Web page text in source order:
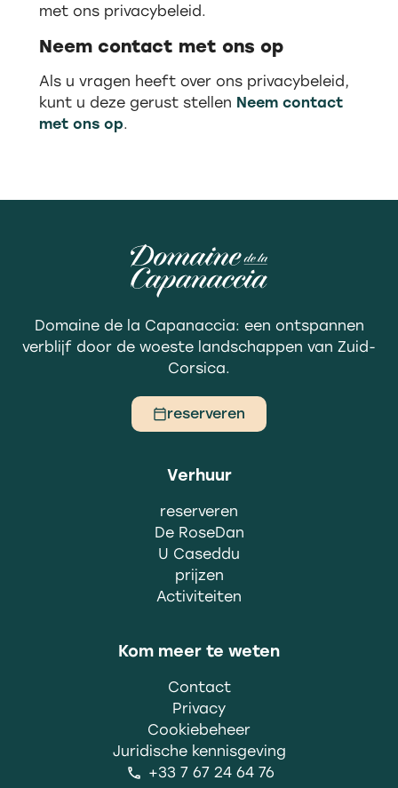
met ons privacybeleid.
Neem contact met ons op
Als u vragen heeft over ons privacybeleid,
kunt u deze gerust stellen Neem contact
met ons op.
Domaine de la Capanaccia: een ontspannen
verblijf door de woeste landschappen van Zuid-
Corsica.
reserveren
Verhuur
reserveren
De RoseDan
U Caseddu
prijzen
Activiteiten
Kom meer te weten
Contact
Privacy
Cookiebeheer
Juridische kennisgeving
+33 7 67 24 64 76